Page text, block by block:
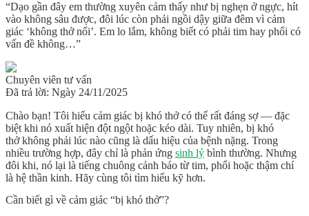
“Dạo gần đây em thường xuyên cảm thấy như bị nghẹn ở ngực, hít
vào không sâu được, đôi lúc còn phải ngồi dậy giữa đêm vì cảm
giác ‘không thở nổi’. Em lo lắm, không biết có phải tim hay phổi có
vấn đề không…”
Chuyên viên tư vấn
Đã trả lời: Ngày 24/11/2025
Chào bạn! Tôi hiểu cảm giác bị khó thởcó thể rất đáng sợ — đặc
biệt khi nó xuất hiện đột ngột hoặc kéo dài. Tuy nhiên, bị khó
thởkhông phải lúc nào cũng là dấu hiệu của bệnh nặng. Trong
nhiều trường hợp, đây chỉ là phản ứng sinh lý bình thường. Nhưng
đôi khi, nó lại là tiếng chuông cảnh báo từ tim, phổi hoặc thậm chí
là hệ thần kinh. Hãy cùng tôi tìm hiểu kỹ hơn.
Cần biết gì về cảm giác “bị khó thở”?